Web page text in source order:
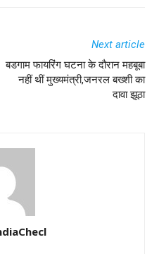
Next article
बडगाम फायरिंग घटना के दौरान महबूबा
नहीं थीं मुख्यमंत्री,जनरल बख्शी का
दावा झूठा